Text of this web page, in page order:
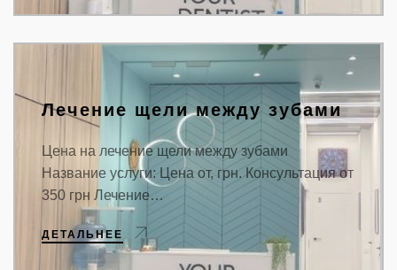
Лечение щели между зубами
Цена на лечение щели между зубами
Название услуги: Цена от, грн. Консультация от
350 грн Лечение…
ДЕТАЛЬНЕЕ